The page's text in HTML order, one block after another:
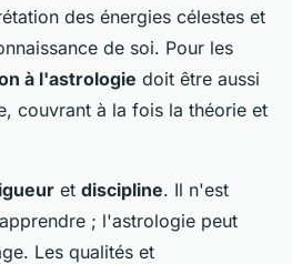
des énergies célestes et
de soi. Pour les
à l'astrologie doit être aussi
couvrant à la fois la théorie et
et discipline. Il n'est
; l'astrologie peut
Les qualités et